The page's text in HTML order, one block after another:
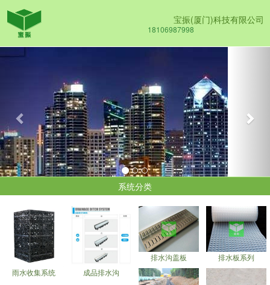
宝振(厦门)科技有限公司
18106987998
Previous
系统分类
雨水收集系统 成品排水沟
排水沟盖板 排水板系列